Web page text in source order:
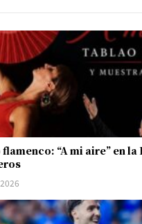
“A mi aire” en